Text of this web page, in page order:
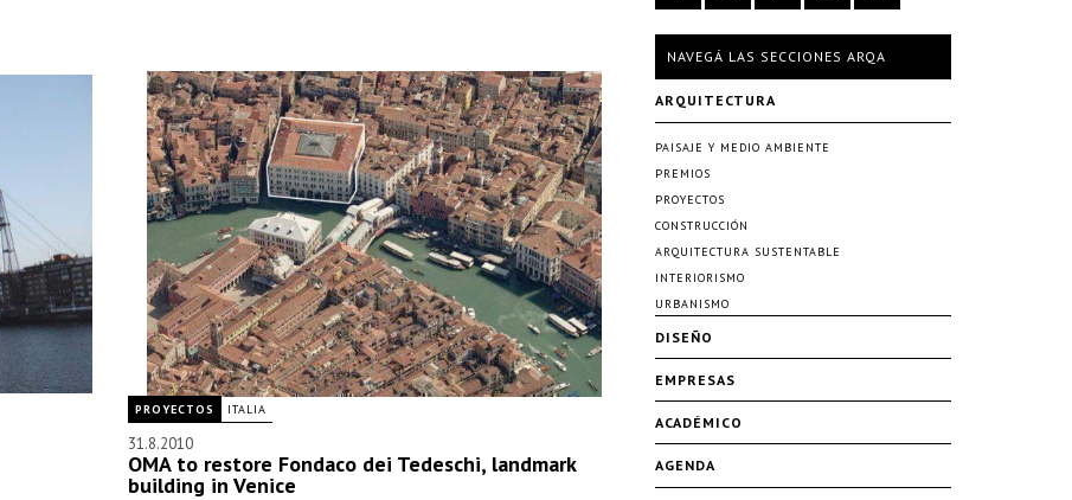
PROYECTOS ITALIA
31.8.2010
OMA to restore Fondaco dei Tedeschi, landmark
building in Venice
NAVEGÁ LAS SECCIONES ARQA
ARQUITECTURA
PAISAJE Y MEDIO AMBIENTE
PREMIOS
PROYECTOS
CONSTRUCCIÓN
ARQUITECTURA SUSTENTABLE
INTERIORISMO
URBANISMO
DISEÑO
EMPRESAS
ACADÉMICO
AGENDA